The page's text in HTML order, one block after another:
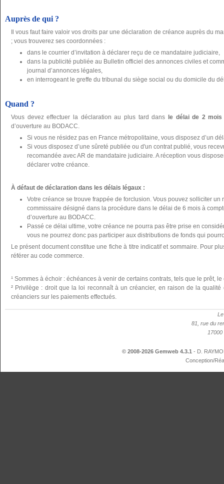
Auprès de qui ?
Il vous faut faire valoir vos droits par une déclaration de créance auprès du
; vous trouverez ses coordonnées :
dans le courrier d’invitation à déclarer reçu de ce mandataire judiciaire,
dans la publicité publiée au Bulletin officiel des annonces civiles et
journal d’annonces légales,
en interrogeant le greffe du tribunal du siège social ou du domicile du
Quand ?
Vous devez effectuer la déclaration au plus tard dans le délai de 2 mois
d’ouverture au BODACC.
Si vous ne résidez pas en France métropolitaine, vous disposez d’un
Si vous disposez d’une sûreté publiée ou d'un contrat publié, vous
recomandée avec AR de mandataire judiciaire. A réception vous
déclarer votre créance.
À défaut de déclaration dans les délais légaux :
Votre créance se trouve frappée de forclusion. Vous pouvez solliciter
commissaire désigné dans la procédure dans le délai de 6 mois à
d’ouverture au BODACC.
Passé ce délai ultime, votre créance ne pourra pas être prise en
vous ne pourrez donc pas participer aux distributions de fonds qui
Le présent document constitue une fiche à titre indicatif et sommaire. Pour
référer au code commerce.
¹ Sommes à échoir : échéances à venir de certains contrats, tels que le prêt,
² Privilège : droit que la loi reconnaît à un créancier, en raison de la qualité
créanciers sur les paiements effectués.
81, rue du
17000
© 2008-2026 Gemweb 4.3.1 - D.
Conception/